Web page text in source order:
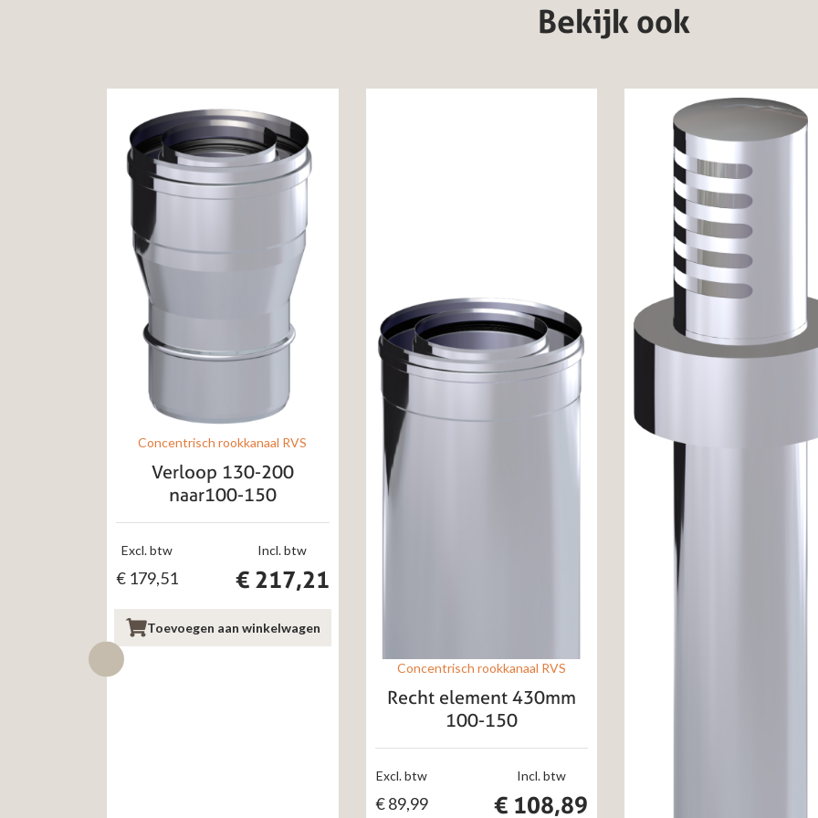
Bekijk ook
Concentrisch rookkanaal RVS
Verloop 130-200
naar100-150
Incl. btw
€217,21
Excl. btw
€ 179,51
Toevoegen aan winkelwagen
Concentrisch rookkanaal RVS
Recht element 430mm
100-150
Incl. btw
€ 108,89
Excl. btw
€89,99